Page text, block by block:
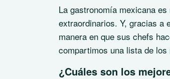
La gastronomía mexicana
extraordinarios. Y, gracias a
manera en que sus chefs
compartimos una lista de
¿Cuáles son los